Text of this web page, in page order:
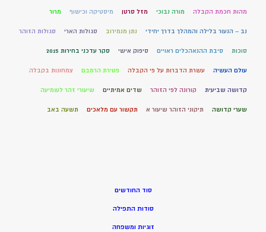
מהות חכמת הקבלה מורה נבוכי מזל סרטן מיסטיקה וכישוף מרור
נב – הנעור בלילה והמהלך בדרך יחידי נתן מנמירוב סגולות הארי סגולות הזוהר
סוכות סיבת ההנאהכלים ראויים סיפוק אישי סקר עדכני בחירות 2015
עולם העשיה עשרת הדברות על פי הקבלה פטירת הרמבם צמחונות בקבלה
קדושה שביעית קורונה לפי הזוהר שדים אמיתיים שיעורי זהר לשמיעה
שערי קדושה תיקוני הזוהר שיעור א תקשור עם מלאכים תשעה באב
סוד החודשים
סודות התפילה
זוגיות ומשפחה